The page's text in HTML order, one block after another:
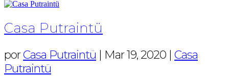
Casa Putraintü
porCasa Putraintü | Mar 19, 2020 | Casa
Putraintü